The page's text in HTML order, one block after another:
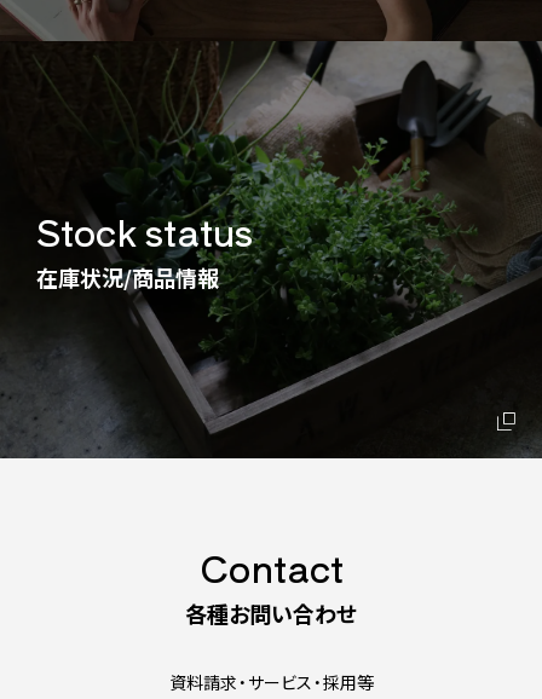
Stock status
在庫状況/商品情報
Contact
各種お問い合わせ
資料請求・サービス・採用等